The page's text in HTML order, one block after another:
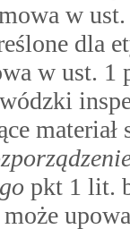
w
dla
w ust. 1
materiał
pkt 1 lit.